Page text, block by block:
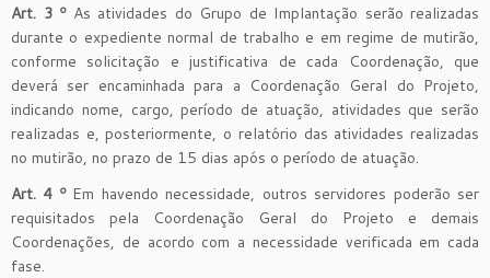
Art. 3 º As atividades do Grupo de Implantação serão realizadas
durante o expediente normal de trabalho e em regime de mutirão,
conforme solicitação e justificativa de cada Coordenação, que
deverá ser encaminhada para a Coordenação Geral do Projeto,
indicando nome, cargo, período de atuação, atividades que serão
realizadas e, posteriormente, o relatório das atividades realizadas
no mutirão, no prazo de 15 dias após o período de atuação.
Art. 4 º Em havendo necessidade, outros servidores poderão ser
requisitados pela Coordenação Geral do Projeto e demais
Coordenações, de acordo com a necessidade verificada em cada
fase.